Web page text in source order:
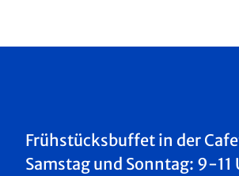
Frühstücksbuffet in der
Samstag und Sonntag: 9-11